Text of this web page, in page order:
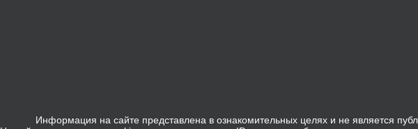
Информация на сайте представлена в ознакомительных целях и не является